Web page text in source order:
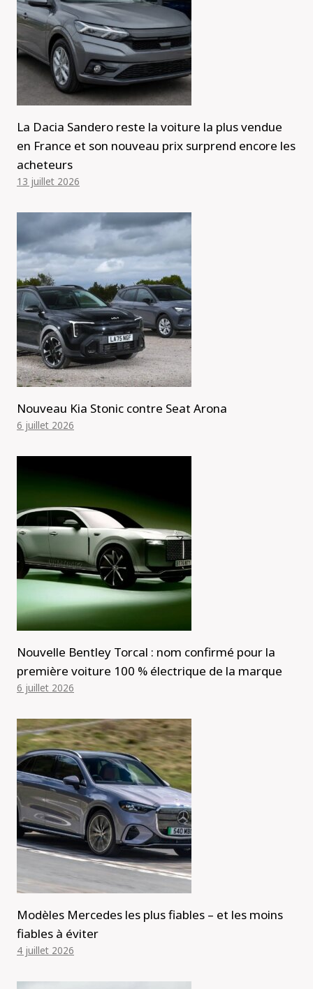
La Dacia Sandero reste la voiture la plus vendue
en France et son nouveau prix surprend encore les
acheteurs
13 juillet 2026
Nouveau Kia Stonic contre Seat Arona
6 juillet 2026
Nouvelle Bentley Torcal : nom confirmé pour la
première voiture 100 % électrique de la marque
6 juillet 2026
Modèles Mercedes les plus fiables – et les moins
fiables à éviter
4 juillet 2026